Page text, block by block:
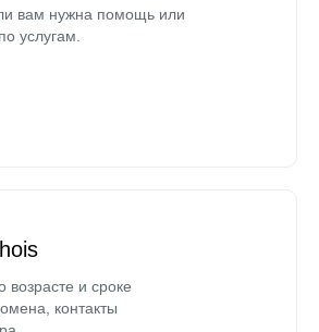
вам нужна помощь или
услугам.
и сроке
контакты